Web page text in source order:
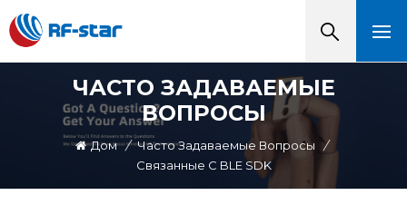
ЧАСТО ЗАДАВАЕМЫЕ
ВОПРОСЫ
Дом / Часто Задаваемые Вопросы
/
Связанные С BLE SDK